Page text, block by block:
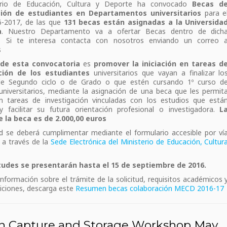
de Educación, Cultura y Deporte ha convocado Becas
de estudiantes en Departamentos universitarios para
2017, de las que 131 becas están asignadas a la
. Nuestro Departamento va a ofertar Becas dentro de
Si te interesa contacta con nosotros enviando un correo
esta convocatoria es promover la iniciación en tareas
de los estudiantes universitarios que vayan a finalizar
Segundo ciclo o de Grado o que estén cursando 1º curso
mediante la asignación de una beca que les
tareas de investigación vinculadas con los estudios que
facilitar su futura orientación profesional o investigadora.
la beca es de 2.000,00 euros
se deberá cumplimentar mediante el formulario accesible por
a través de laSede Electrónica del Ministerio de Educación,
se presentarán hasta el 15 de septiembre de 2016.
sobre el trámite de la solicitud, requisitos académicos
descarga este Resumen becas colaboración MECD 2016-17